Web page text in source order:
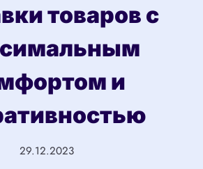
товаров с
и
29.12.2023